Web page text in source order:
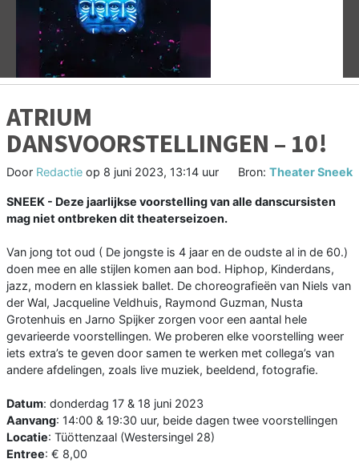
Vorige
ATRIUM
DANSVOORSTELLINGEN – 10!
Door Redactie op 8 juni 2023, 13:14 uur Bron: Theater Sneek
SNEEK - Deze jaarlijkse voorstelling van alle danscursisten
mag niet ontbreken dit theaterseizoen.
Van jong tot oud ( De jongste is 4 jaar en de oudste al in de 60.)
doen mee en alle stijlen komen aan bod. Hiphop, Kinderdans,
jazz, modern en klassiek ballet. De choreografieën van Niels van
der Wal, Jacqueline Veldhuis, Raymond Guzman, Nusta
Grotenhuis en Jarno Spijker zorgen voor een aantal hele
gevarieerde voorstellingen. We proberen elke voorstelling weer
iets extra’s te geven door samen te werken met collega’s van
andere afdelingen, zoals live muziek, beeldend, fotografie.
Datum: donderdag 17 & 18 juni 2023
Aanvang: 14:00 & 19:30 uur, beide dagen twee voorstellingen
Locatie: Tüöttenzaal (Westersingel 28)
Entree: € 8,00